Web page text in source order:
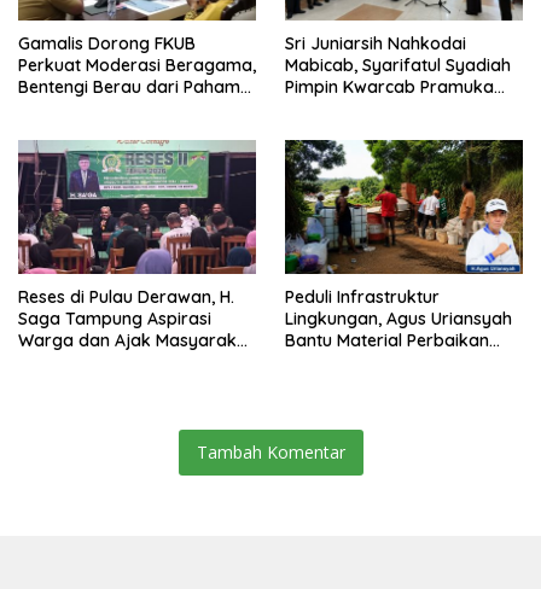
Gamalis Dorong FKUB
Perkuat Moderasi Beragama,
Bentengi Berau dari Paham
Sri Juniarsih Nahkodai
Mabicab, Syarifatul Syadiah
Pimpin Kwarcab Pramuka
Reses di Pulau Derawan, H.
Saga Tampung Aspirasi
Warga dan Ajak Masyarakat
Peduli Infrastruktur
Lingkungan, Agus Uriansyah
Bantu Material Perbaikan
Tambah Komentar